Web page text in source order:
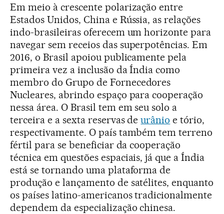
Em meio à crescente polarização entre
Estados Unidos, China e Rússia, as relações
indo-brasileiras oferecem um horizonte para
navegar sem receios das superpotências. Em
2016, o Brasil apoiou publicamente pela
primeira vez a inclusão da Índia como
membro do Grupo de Fornecedores
Nucleares, abrindo espaço para cooperação
nessa área. O Brasil tem em seu solo a
terceira e a sexta reservas deurânio e tório,
respectivamente. O país também tem terreno
fértil para se beneficiar da cooperação
técnica em questões espaciais, já que a Índia
está se tornando uma plataforma de
produção e lançamento de satélites, enquanto
os países latino-americanos tradicionalmente
dependem da especialização chinesa.